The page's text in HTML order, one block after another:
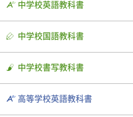
中学校英語教科書
中学校国語教科書
中学校書写教科書
高等学校英語教科書